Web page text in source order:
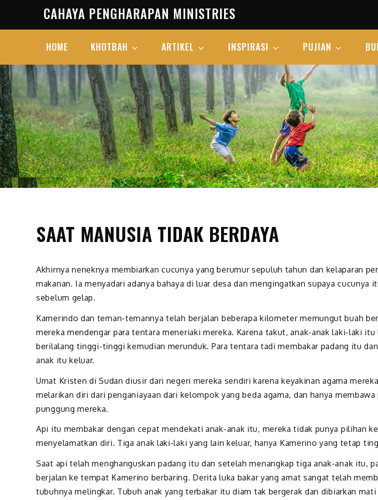
content
CAHAYA PENGHARAPAN MINISTRIES
HOME KHOTBAH ARTIKEL INSPIRASI PUJIAN
SAAT MANUSIA TIDAK BERDAYA
Akhirnya neneknya membiarkan cucunya yang berumur sepuluh tahun dan kelaparan
makanan. Ia menyadari adanya bahaya di luar desa dan mengingatkan supaya cucunya
sebelum gelap.
Kamerindo dan teman-temannya telah berjalan beberapa kilometer memungut buah
mereka mendengar para tentara meneriaki mereka. Karena takut, anak-anak laki-laki itu
berilalang tinggi-tinggi kemudian merunduk. Para tentara tadi membakar padang itu
anak itu keluar.
Umat Kristen di Sudan diusir dari negeri mereka sendiri karena keyakinan agama
melarikan diri dari penganiayaan dari kelompok yang beda agama, dan hanya membawa
punggung mereka.
Api itu membakar dengan cepat mendekati anak-anak itu, mereka tidak punya pilihan
menyelamatkan diri. Tiga anak laki-laki yang lain keluar, hanya Kamerino yang tetap
Saat api telah menghanguskan padang itu dan setelah menangkap tiga anak-anak itu,
berjalan ke tempat Kamerino berbaring. Derita luka bakar yang amat sangat telah
tubuhnya melingkar. Tubuh anak yang terbakar itu diam tak bergerak dan dibiarkan mati